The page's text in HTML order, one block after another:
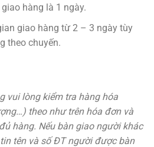
hàng là 1 ngày.
giao hàng từ 2 – 3 ngày tùy
theo chuyến.
vui lòng kiểm tra hàng hóa
theo như trên hóa đơn và
hàng. Nếu bàn giao người khác
tên và số ĐT người được bàn